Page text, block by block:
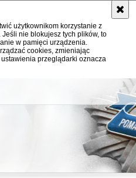
użytkownikom korzystanie z
nie blokujesz tych plików, to
w pamięci urządzenia.
cookies, zmieniając
przeglądarki oznacza